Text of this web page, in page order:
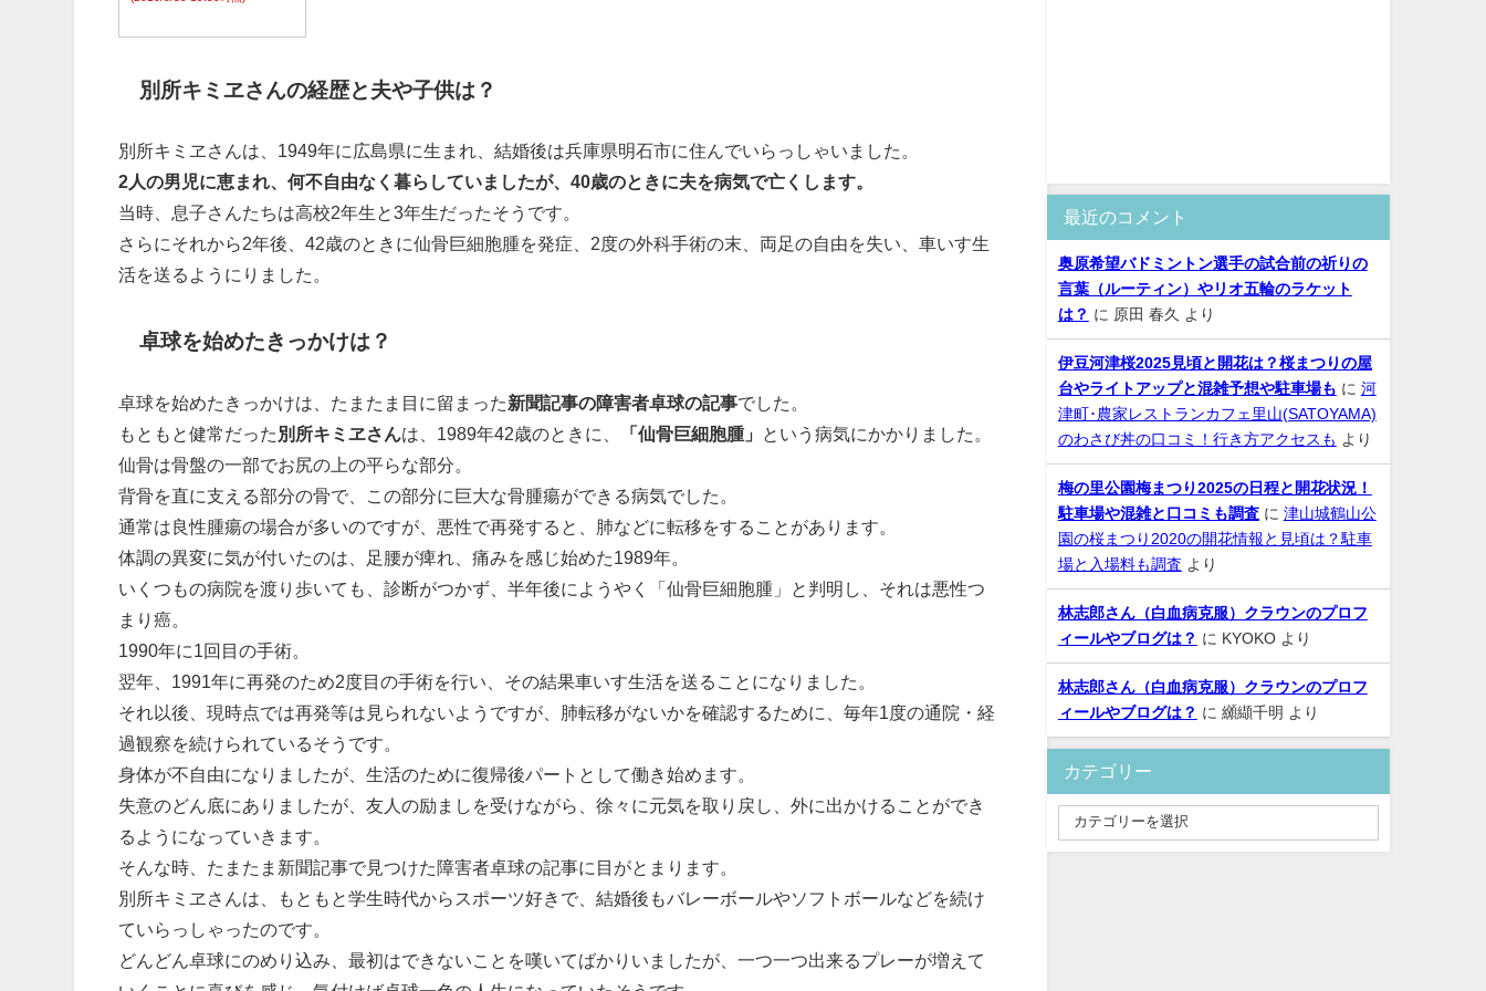
別所キミヱさんの経歴と夫や子供は？
別所キミヱさんは、1949年に広島県に生まれ、結婚後は兵庫県明石市に住んでいらっしゃいました。
2人の男児に恵まれ、何不自由なく暮らしていましたが、40歳のときに夫を病気で亡くします。
当時、息子さんたちは高校2年生と3年生だったそうです。
さらにそれから2年後、42歳のときに仙骨巨細胞腫を発症、2度の外科手術の末、両足の自由を失い、車いす生
活を送るようにりました。
卓球を始めたきっかけは？
卓球を始めたきっかけは、たまたま目に留まった新聞記事の障害者卓球の記事でした。
もともと健常だった 別所キミヱさんは、1989年42歳のときに、 「仙骨巨細胞腫」
という病気にかかりました。
仙骨は骨盤の一部でお尻の上の平らな部分。
背骨を直に支える部分の骨で、この部分に巨大な骨腫瘍ができる病気でした。
通常は良性腫瘍の場合が多いのですが、悪性で再発すると、肺などに転移をすることがあります。
体調の異変に気が付いたのは、足腰が痺れ、痛みを感じ始めた1989年。
いくつもの病院を渡り歩いても、診断がつかず、半年後にようやく「仙骨巨細胞腫」と判明し、それは悪性つ
まり癌。
1990年に1回目の手術。
翌年、1991年に再発のため2度目の手術を行い、その結果車いす生活を送ることになりました。
それ以後、現時点では再発等は見られないようですが、肺転移がないかを確認するために、毎年1度の通院・経
過観察を続けられているそうです。
身体が不自由になりましたが、生活のために復帰後パートとして働き始めます。
失意のどん底にありましたが、友人の励ましを受けながら、徐々に元気を取り戻し、外に出かけることができ
るようになっていきます。
そんな時、たまたま新聞記事で見つけた障害者卓球の記事に目がとまります。
別所キミヱさんは、もともと学生時代からスポーツ好きで、結婚後もバレーボールやソフトボールなどを続け
ていらっしゃったのです。
どんどん卓球にのめり込み、最初はできないことを嘆いてばかりいましたが、一つ一つ出来るプレーが増えて
最近のコメント
奥原希望バドミントン選手の試合前の祈りの
言葉（ルーティン）やリオ五輪のラケット
は？ に 原田 春久 より
伊豆河津桜2025見頃と開花は？桜まつりの屋
台やライトアップと混雑予想や駐車場も に 河
津町･農家レストランカフェ里山(SATOYAMA)
のわさび丼の口コミ！行き方アクセスも
より
梅の里公園梅まつり2025の日程と開花状況！
駐車場や混雑と口コミも調査に 津山城鶴山公
園の桜まつり2020の開花情報と見頃は？駐車
場と入場料も調査 より
林志郎さん（白血病克服）クラウンのプロフ
ィールやブログは？ に KYOKOより
林志郎さん（白血病克服）クラウンのプロフ
ィールやブログは？ に 纐纈千明 より
カテゴリー